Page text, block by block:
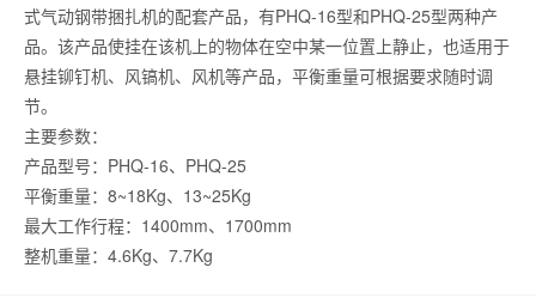
式气动钢带捆扎机的配套产品，有PHQ-16型和PHQ-25型两种产
品。该产品使挂在该机上的物体在空中某一位置上静止，也适用于
悬挂铆钉机、风镐机、风机等产品，平衡重量可根据要求随时调
节。
主要参数：
产品型号：PHQ-16、PHQ-25
平衡重量：8~18Kg、13~25Kg
最大工作行程：1400mm、1700mm
整机重量：4.6Kg、7.7Kg